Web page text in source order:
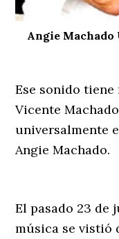
Angie Machado
Ese sonido
Vicente
universalmente
Angie Machado.
El pasado 23 de
música se vistió